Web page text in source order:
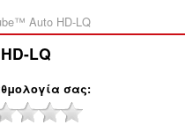
Auto HD-LQ‎
LQ
σας